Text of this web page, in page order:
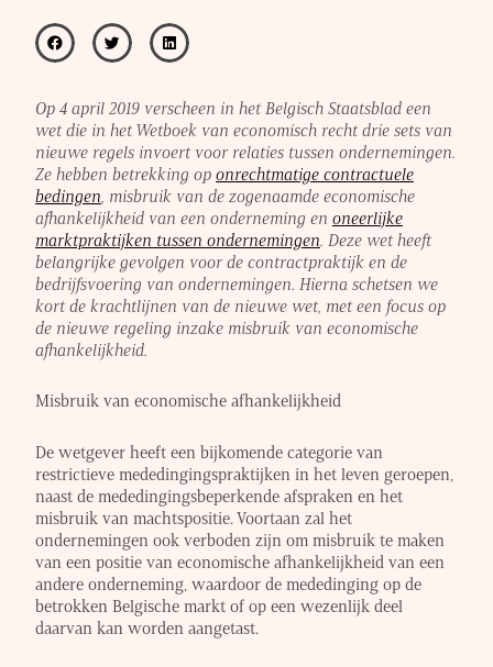
Op 4 april 2019 verscheen in het Belgisch Staatsblad een
wet die in het Wetboek van economisch recht drie sets van
nieuwe regels invoert voor relaties tussen ondernemingen.
Ze hebben betrekking op onrechtmatige contractuele
bedingen, misbruik van de zogenaamde economische
afhankelijkheid van een onderneming en oneerlijke
marktpraktijken tussen ondernemingen. Deze wet heeft
belangrijke gevolgen voor de contractpraktijk en de
bedrijfsvoering van ondernemingen. Hierna schetsen we
kort de krachtlijnen van de nieuwe wet, met een focus op
de nieuwe regeling inzake misbruik van economische
afhankelijkheid.
Misbruik van economische afhankelijkheid
De wetgever heeft een bijkomende categorie van
restrictieve mededingingspraktijken in het leven geroepen,
naast de mededingingsbeperkende afspraken en het
misbruik van machtspositie. Voortaan zal het
ondernemingen ook verboden zijn om misbruik te maken
van een positie van economische afhankelijkheid van een
andere onderneming, waardoor de mededinging op de
betrokken Belgische markt of op een wezenlijk deel
daarvan kan worden aangetast.